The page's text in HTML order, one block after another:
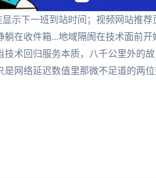
示下一班到站时间；视频网站推
在收件箱...地域隔阂在技术面前开
术回归服务本质，八千公里外的
是网络延迟数值里那微不足道的两